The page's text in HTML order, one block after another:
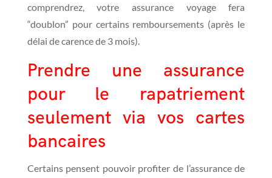
comprendrez, votre assurance voyage fera
“doublon” pour certains remboursements (après le
délai de carence de 3 mois).
Prendre une assurance
pour le rapatriement
seulement via vos cartes
bancaires
Certains pensent pouvoir profiter de l’assurance de